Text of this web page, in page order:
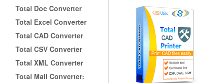
Total Doc Converter
Total Excel Converter
Total CAD Converter
Total CSV Converter
Total XML Converter
Total Mail Converter: